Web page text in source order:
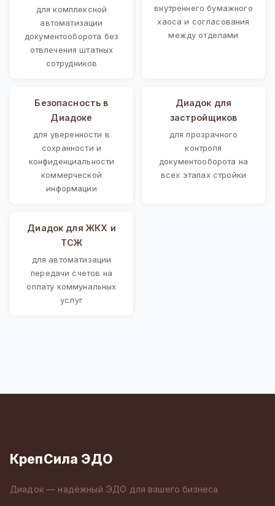
для комплексной
автоматизации
документооборота без
отвлечения штатных
сотрудников
внутреннего бумажного
хаоса и согласования
между отделами
Безопасность в
Диадоке
для уверенности в
сохранности и
конфиденциальности
коммерческой
информации
Диадок для
застройщиков
для прозрачного
контроля
документооборота на
всех этапах стройки
Диадок для ЖКХ и
ТСЖ
для автоматизации
передачи счетов на
оплату коммунальных
услуг
КрепСила ЭДО
Диадок — надёжный ЭДО для вашего бизнеса